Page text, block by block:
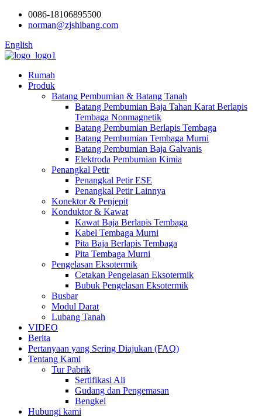
0086-18106895500
norman@zjshibang.com
English
Rumah
Produk
Batang Pembumian & Batang Tanah
Batang Pembumian Baja Tahan Karat Berlapis
Tembaga Nonmagnetik
Batang Pembumian Berlapis Tembaga
Batang Pembumian Tembaga Murni
Batang Pembumian Baja Galvanis
Elektroda Pembumian Kimia
Penangkal Petir
Penangkal Petir ESE
Penangkal Petir Lainnya
Konektor & Penjepit
Konduktor & Kawat
Kawat Baja Berlapis Tembaga
Kabel Tembaga Murni
Pita Baja Berlapis Tembaga
Pita Tembaga Murni
Pengelasan Eksotermik
Cetakan Pengelasan Eksotermik
Bubuk Pengelasan Eksotermik
Busbar
Modul Darat
Lubang Tanah
VIDEO
Berita
Pertanyaan yang Sering Diajukan (FAQ)
Tentang Kami
Tur Pabrik
Sertifikasi Ali
Gudang dan Pengemasan
Bengkel
Hubungi kami